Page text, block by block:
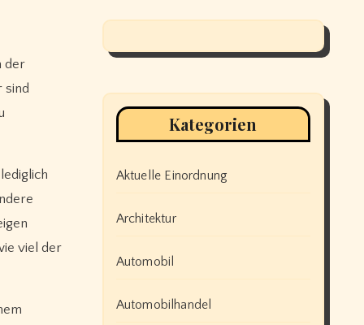
der
sind
viel der
Kategorien
Aktuelle Einordnung
Architektur
Automobil
Automobilhandel